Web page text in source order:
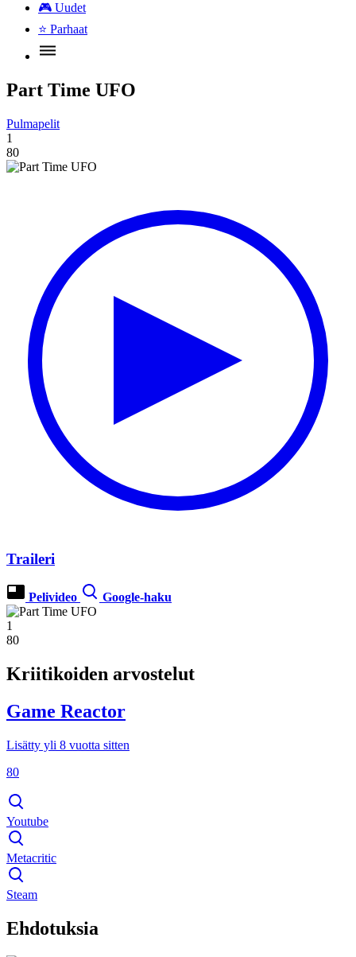
🎮 Uudet
⭐ Parhaat
Part Time UFO
Pulmapelit
1
80
Traileri
Pelivideo Google-haku
1
80
Kriitikoiden arvostelut
Game Reactor
Lisätty yli 8 vuotta sitten
80
Youtube
Metacritic
Steam
Ehdotuksia